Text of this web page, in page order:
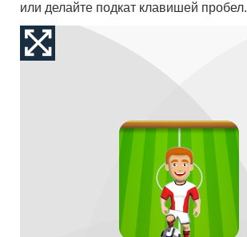
или делайте подкат клавишей пробел.